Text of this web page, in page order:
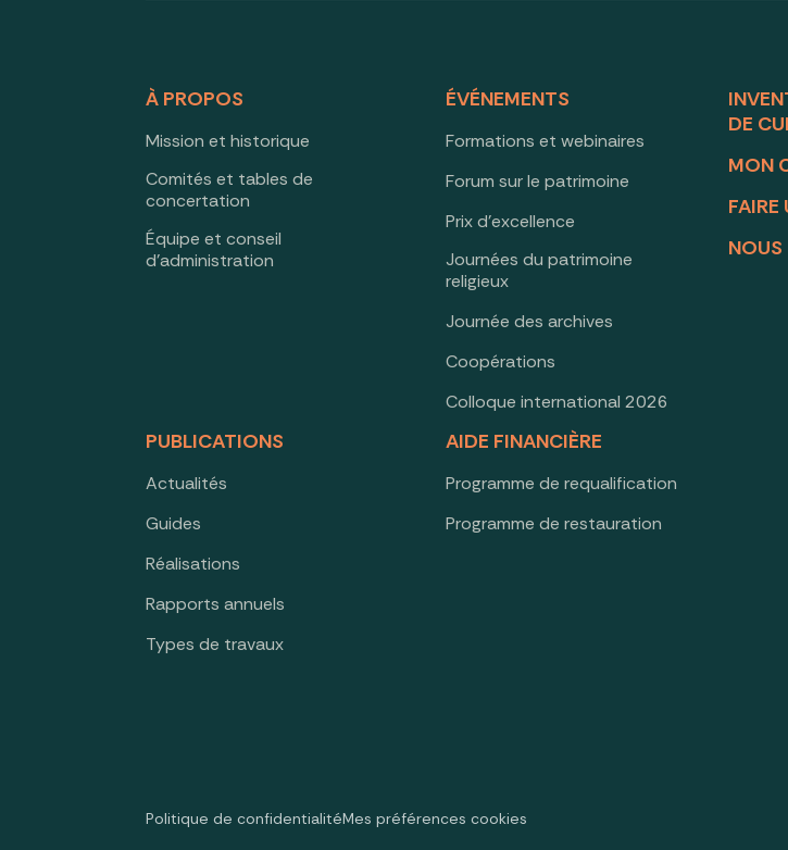
À PROPOS
Mission et historique
Comités et tables de
concertation
Équipe et conseil
d’administration
ÉVÉNEMENTS
Formations et webinaires
Forum sur le patrimoine
Prix d’excellence
Journées du patrimoine
religieux
Journée des archives
Coopérations
Colloque international 2026
PUBLICATIONS
Actualités
Guides
Réalisations
Rapports annuels
Types de travaux
AIDE FINANCIÈRE
Programme de requalification
Programme de restauration
DE
MON
FAIRE
NOUS
Politique de confidentialitéMes préférences cookies